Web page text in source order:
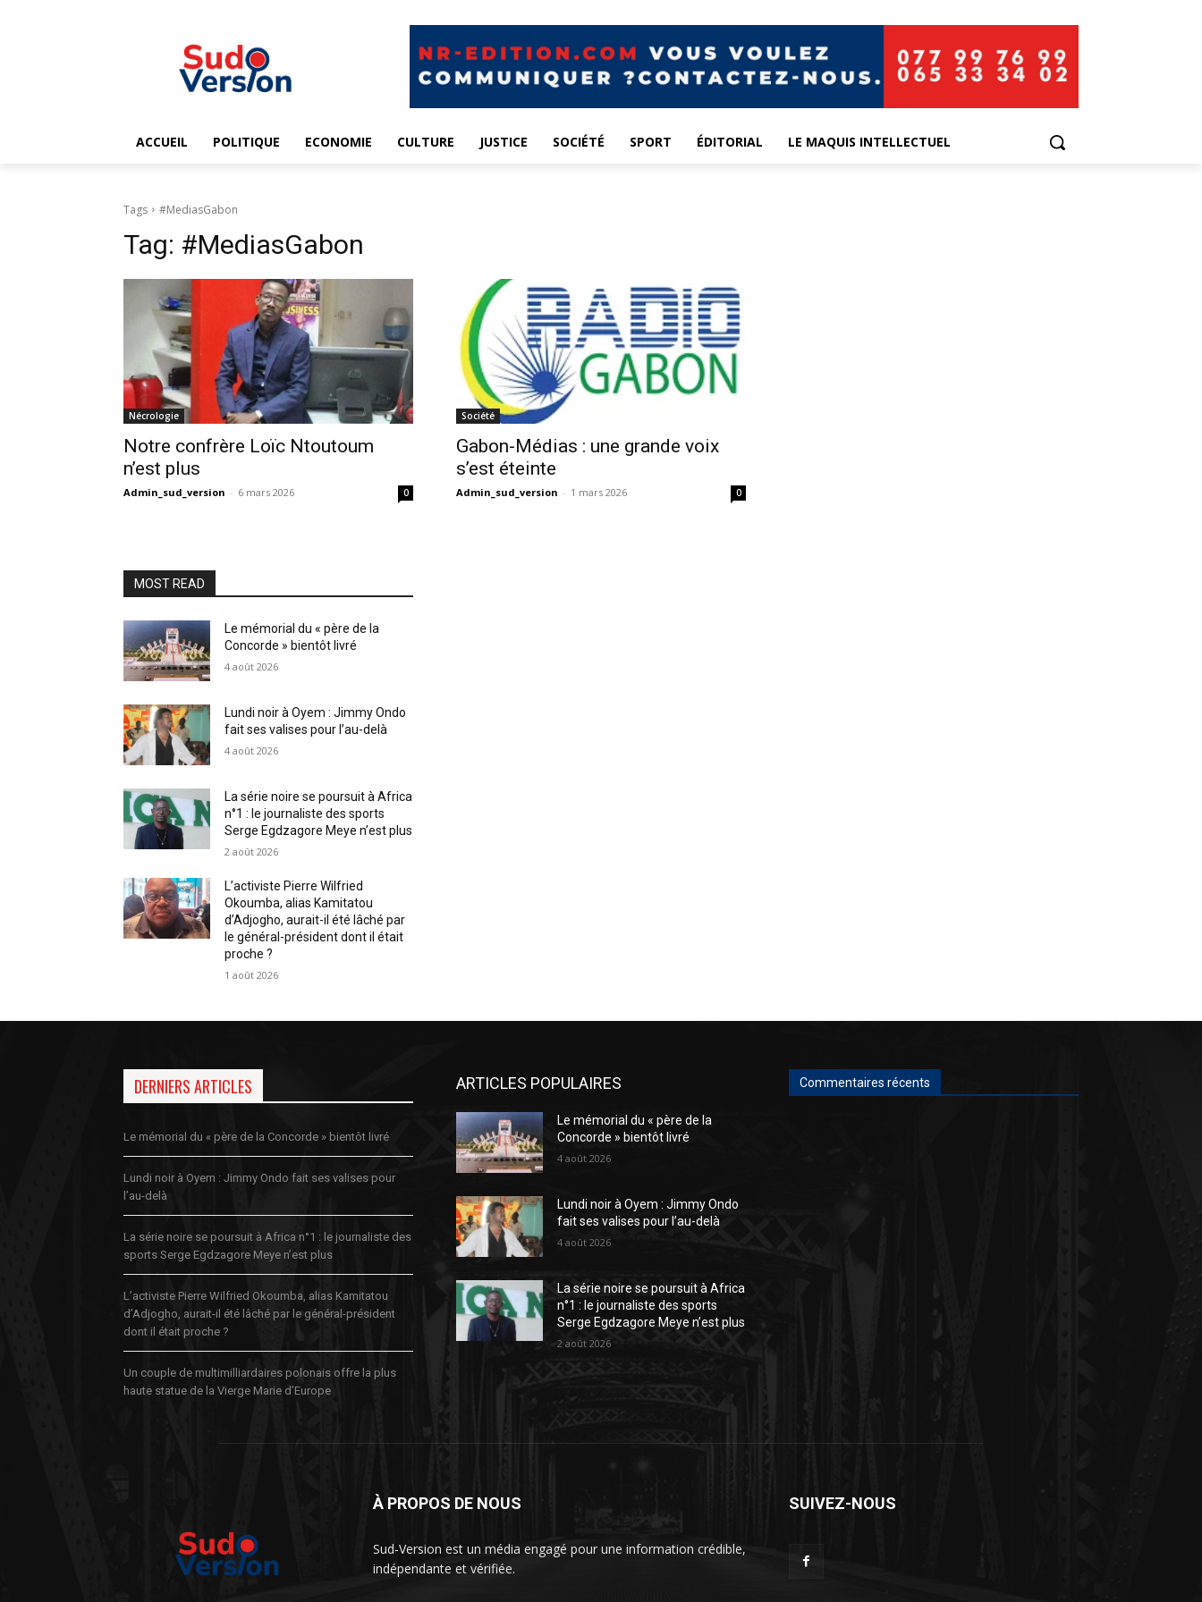
ACCUEIL POLITIQUE ECONOMIE CULTURE JUSTICE SOCIÉTÉ SPORT ÉDITORIAL LE MAQUIS INTELLECTUEL
Tags #MediasGabon
Tag: #MediasGabon
Nécrologie
Notre confrère Loïc Ntoutoum
n’est plus
Admin_sud_version - 6 mars 2026 0
Société
Gabon-Médias : une grande voix
s’est éteinte
Admin_sud_version - 1 mars 2026 0
MOST READ
Le mémorial du « père de la
Concorde » bientôt livré
4 août 2026
Lundi noir à Oyem : Jimmy Ondo
fait ses valises pour l’au-delà
4 août 2026
La série noire se poursuit à Africa
n°1 : le journaliste des sports
Serge Egdzagore Meye n’est plus
2 août 2026
L’activiste Pierre Wilfried
Okoumba, alias Kamitatou
d’Adjogho, aurait-il été lâché par
le général-président dont il était
proche ?
1 août 2026
DERNIERS ARTICLES
Le mémorial du « père de la Concorde » bientôt livré
Lundi noir à Oyem : Jimmy Ondo fait ses valises pour
l’au-delà
La série noire se poursuit à Africa n°1 : le journaliste des
sports Serge Egdzagore Meye n’est plus
L’activiste Pierre Wilfried Okoumba, alias Kamitatou
d’Adjogho, aurait-il été lâché par le général-président
dont il était proche ?
Un couple de multimilliardaires polonais offre la plus
haute statue de la Vierge Marie d’Europe
ARTICLES POPULAIRES
Le mémorial du « père de la
Concorde » bientôt livré
4 août 2026
Lundi noir à Oyem : Jimmy Ondo
fait ses valises pour l’au-delà
4 août 2026
La série noire se poursuit à Africa
n°1 : le journaliste des sports
Serge Egdzagore Meye n’est plus
2 août 2026
Commentaires récents
À PROPOS DE NOUS
Sud-Version est un média engagé pour une information crédible,
indépendante et vérifiée.
SUIVEZ-NOUS